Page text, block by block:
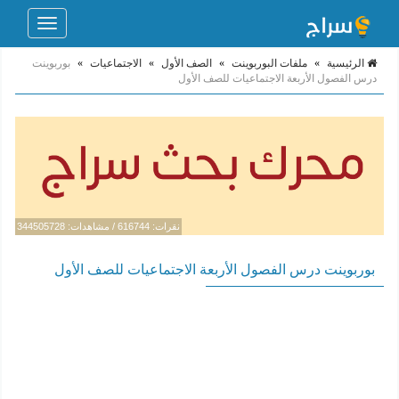
Toggle
الرئيسية » ملفات البوربوينت » الصف الأول » الاجتماعيات » بوربوينت
درس الفصول الأربعة الاجتماعيات للصف الأول
نقرات: 616744 / مشاهدات: 344505728
بوربوينت درس الفصول الأربعة الاجتماعيات للصف الأول